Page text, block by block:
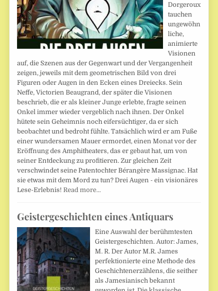
Dorgeroux
tauchen
ungewöhn
liche,
animierte
Visionen
auf, die Szenen aus der Gegenwart und der Vergangenheit
zeigen, jeweils mit dem geometrischen Bild von drei
Figuren oder Augen in den Ecken eines Dreiecks. Sein
Neffe, Victorien Beaugrand, der später die Visionen
beschrieb, die er als kleiner Junge erlebte, fragte seinen
Onkel immer wieder vergeblich nach ihnen. Der Onkel
hütete sein Geheimnis noch eifersüchtiger, da er sich
beobachtet und bedroht fühlte. Tatsächlich wird er am Fuße
einer wundersamen Mauer ermordet, einen Monat vor der
Eröffnung des Amphitheaters, das er gebaut hat, um von
seiner Entdeckung zu profitieren. Zur gleichen Zeit
verschwindet seine Patentochter Bérangère Massignac. Hat
sie etwas mit dem Mord zu tun? Drei Augen - ein visionäres
Lese-Erlebnis! Read more…
Geistergeschichten eines Antiquars
Eine Auswahl der berühmtesten
Geistergeschichten. Autor: James,
M. R. Der Autor M.R. James
perfektionierte eine Methode des
Geschichtenerzählens, die seither
als Jamesianisch bekannt